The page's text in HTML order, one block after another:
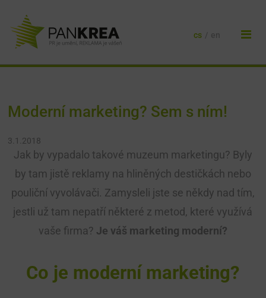
cs
Moderní marketing? Sem s ním!
3.1.2018
Jak by vypadalo takové muzeum marketingu? Byly
by tam jistě reklamy na hliněných destičkách nebo
pouliční vyvolávači. Zamysleli jste se někdy nad tím,
jestli už tam nepatří některé z metod, které využívá
vaše firma? Je váš marketing moderní?
Co je moderní marketing?